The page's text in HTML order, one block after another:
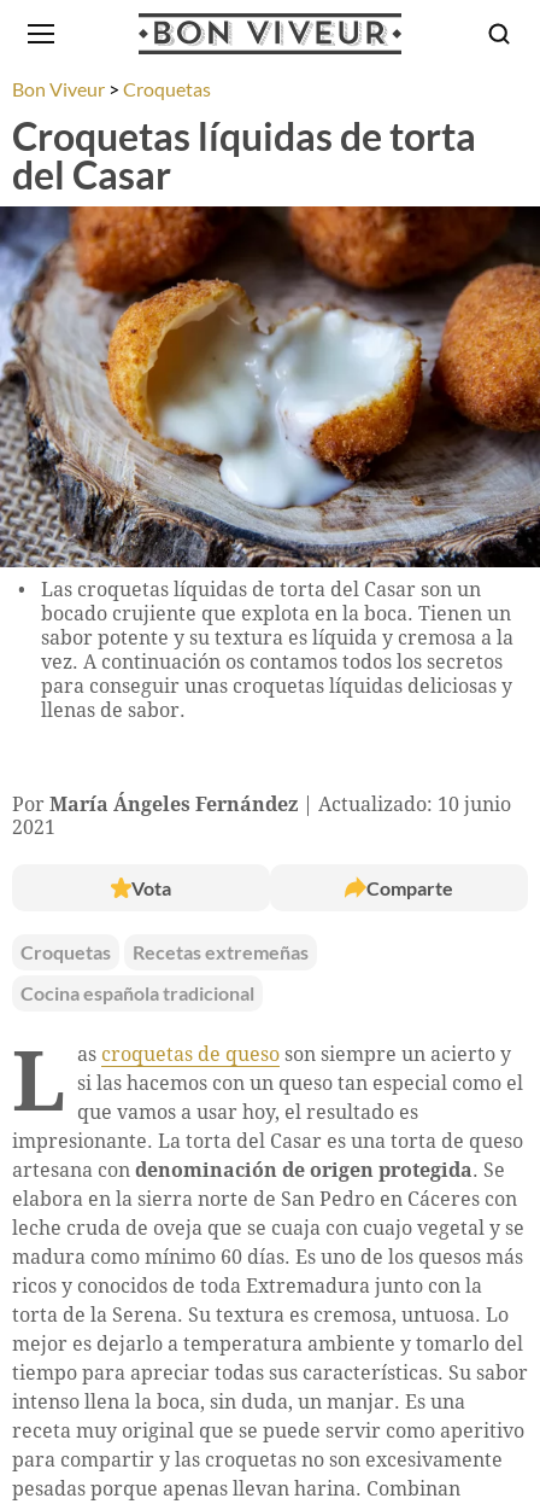
Bon Viveur Croquetas
Croquetas líquidas de torta
del Casar
Las croquetas líquidas de torta del Casar son un
bocado crujiente que explota en la boca. Tienen un
sabor potente y su textura es líquida y cremosa a la
vez. A continuación os contamos todos los secretos
para conseguir unas croquetas líquidas deliciosas y
llenas de sabor.
Por María Ángeles Fernández
Actualizado: 10 junio
2021
Vota Comparte
Croquetas
Recetas extremeñas
Cocina española tradicional
L as croquetas de queso son siempre un acierto y
si las hacemos con un queso tan especial como el
que vamos a usar hoy, el resultado es
impresionante. La torta del Casar es una torta de queso
artesana con denominación de origen protegida. Se
elabora en la sierra norte de San Pedro en Cáceres con
leche cruda de oveja que se cuaja con cuajo vegetal y se
madura como mínimo 60 días. Es uno de los quesos más
ricos y conocidos de toda Extremadura junto con la
torta de la Serena. Su textura es cremosa, untuosa. Lo
mejor es dejarlo a temperatura ambiente y tomarlo del
tiempo para apreciar todas sus características. Su sabor
intenso llena la boca, sin duda, un manjar. Es una
receta muy original que se puede servir como aperitivo
para compartir y las croquetas no son excesivamente
pesadas porque apenas llevan harina. Combinan